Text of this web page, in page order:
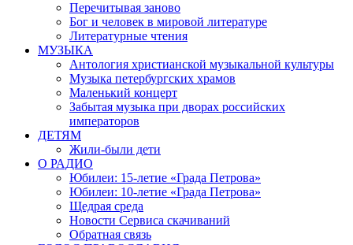
Перечитывая заново
Бог и человек в мировой литературе
Литературные чтения
МУЗЫКА
Антология христианской музыкальной культуры
Музыка петербургских храмов
Маленький концерт
Забытая музыка при дворах российских
императоров
ДЕТЯМ
Жили-были дети
О РАДИО
Юбилеи: 15-летие «Града Петрова»
Юбилеи: 10-летие «Града Петрова»
Щедрая среда
Новости Сервиса скачиваний
Обратная связь